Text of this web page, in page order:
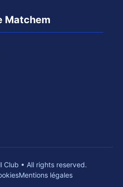
Matchem
Club • All rights reserved.
Mentions légales